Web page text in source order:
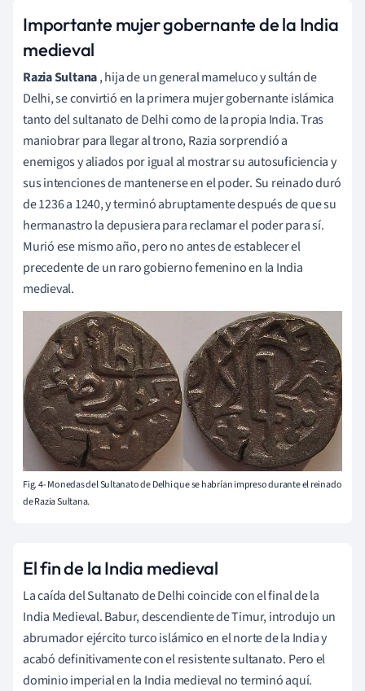
Importante mujer gobernante de la India
medieval
Razia Sultana, hija de un general mameluco y sultán de
Delhi, se convirtió en la primera mujer gobernante islámica
tanto del sultanato de Delhi como de la propia India. Tras
maniobrar para llegar al trono, Razia sorprendió a
enemigos y aliados por igual al mostrar su autosuficiencia y
sus intenciones de mantenerse en el poder. Su reinado duró
de 1236 a 1240, y terminó abruptamente después de que su
hermanastro la depusiera para reclamar el poder para sí.
Murió ese mismo año, pero no antes de establecer el
precedente de un raro gobierno femenino en la India
medieval.
Fig. 4- Monedas del Sultanato de Delhi que se habrían impreso durante el reinado
de Razia Sultana.
El fin de la India medieval
La caída del Sultanato de Delhi coincide con el final de la
India Medieval. Babur, descendiente de Timur, introdujo un
abrumador ejército turco islámico en el norte de la India y
acabó definitivamente con el resistente sultanato. Pero el
dominio imperial en la India medieval no terminó aquí.